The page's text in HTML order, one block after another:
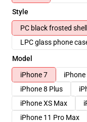
Style
PC black frosted shell
LPC glass phone
Model
iPhone 7
iPhone 8 Plus
iPhone XS Max
iPhone 11 Pro Max